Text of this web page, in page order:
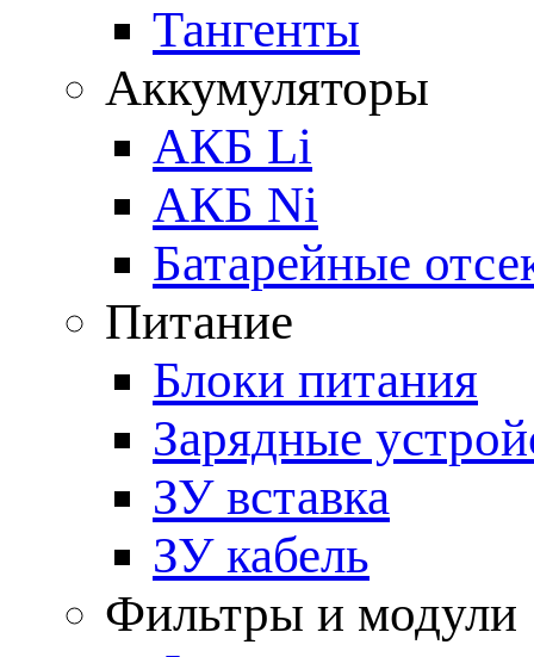
Тангенты
Аккумуляторы
АКБ Li
АКБ Ni
Батарейные
Питание
Блоки питания
Зарядные
ЗУ вставка
ЗУ кабель
Фильтры и модули